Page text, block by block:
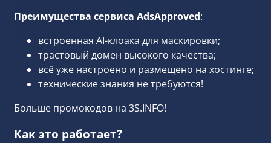
Преимущества сервиса AdsApproved:
встроенная AI-клоака для маскировки;
трастовый домен высокого качества;
всё уже настроено и размещено на хостинге;
технические знания не требуются!
Больше промокодов на 3S.INFO!
Как это работает?